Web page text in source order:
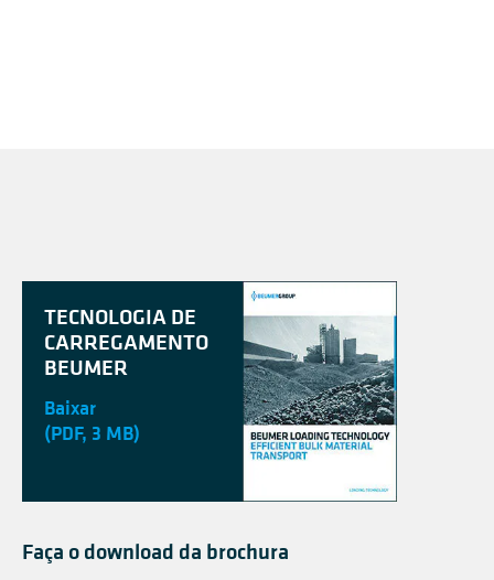
TECNOLOGIA DE
CARREGAMENTO
BEUMER
Baixar
(PDF, 3 MB)
Faça o download da brochura